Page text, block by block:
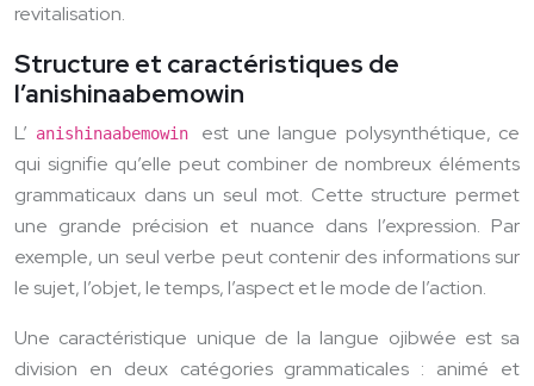
revitalisation.
Structure et caractéristiques de
l’anishinaabemowin
L’ anishinaabemowin est une langue polysynthétique, ce
qui signifie qu’elle peut combiner de nombreux éléments
grammaticaux dans un seul mot. Cette structure permet
une grande précision et nuance dans l’expression. Par
exemple, un seul verbe peut contenir des informations sur
le sujet, l’objet, le temps, l’aspect et le mode de l’action.
Une caractéristique unique de la langue ojibwée est sa
division en deux catégories grammaticales : animé et